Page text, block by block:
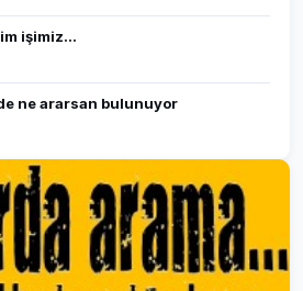
işimiz...
ne ararsan bulunuyor